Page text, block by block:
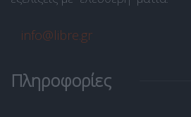
info@libre.gr
Πληροφορίες